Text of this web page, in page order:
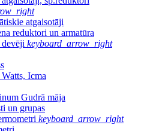
atgaisotāji
reduktori un armatūra
keyboard_arrow_right
Icma
Gudrā māja
un grupas
keyboard_arrow_right